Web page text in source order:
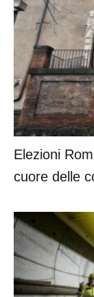
Elezioni
cuore delle